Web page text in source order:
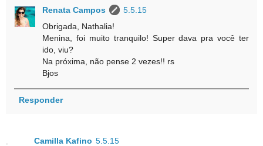
Renata Campos
5.5.15
Obrigada, Nathalia!
Menina, foi muito tranquilo! Super dava pra você ter
ido, viu?
Na próxima, não pense 2 vezes!! rs
Bjos
Responder
Camilla Kafino 5.5.15